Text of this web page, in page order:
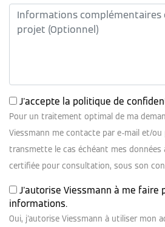
J'accepte la politique de
Pour un traitement optimal de ma
Viessmann me contacte par e-mail et/
transmette le cas échéant mes données
certifiée pour consultation, sous son
J'autorise Viessmann à me faire
informations.
Oui, j'autorise Viessmann à utiliser mon